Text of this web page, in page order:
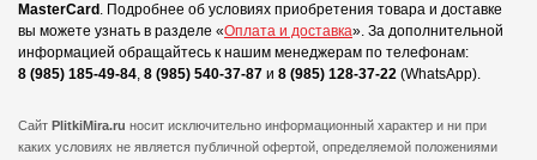
MasterCard . Подробнее об условиях приобретения товара и доставке
вы можете узнать в разделе «Оплата и доставка». За дополнительной
информацией обращайтесь к нашим менеджерам по телефонам:
8 (985) 185-49-84, 8 (985) 540-37-87 и 8 (985) 128-37-22 (WhatsApp).
Сайт PlitkiMira.ru носит исключительно информационный характер и ни при
каких условиях не является публичной офертой, определяемой положениями